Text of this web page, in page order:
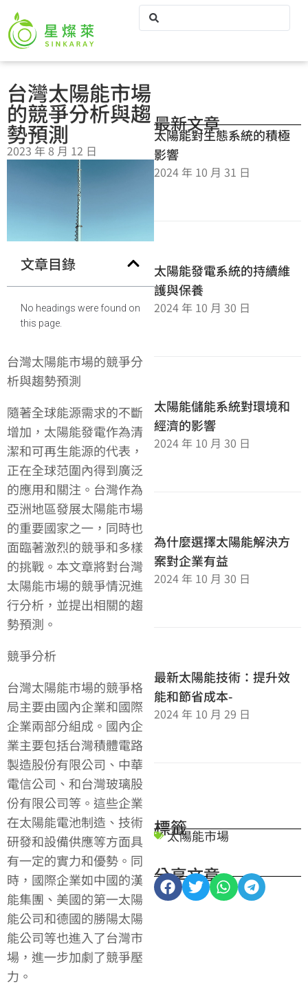
台灣太陽能市場
的競爭分析與趨
勢預測
2023 年 8 月 12 日
文章目錄
No headings were found on
this page.
台灣太陽能市場的競爭分
析與趨勢預測
隨著全球能源需求的不斷
增加，太陽能發電作為清
潔和可再生能源的代表，
正在全球范圍內得到廣泛
的應用和關注。台灣作為
亞洲地區發展太陽能市場
的重要國家之一，同時也
面臨著激烈的競爭和多樣
的挑戰。本文章將對台灣
太陽能市場的競爭情況進
行分析，並提出相關的趨
勢預測。
競爭分析
台灣太陽能市場的競爭格
局主要由國內企業和國際
企業兩部分組成。國內企
業主要包括台灣積體電路
製造股份有限公司、中華
電信公司、和台灣玻璃股
份有限公司等。這些企業
在太陽能電池制造、技術
研發和設備供應等方面具
有一定的實力和優勢。同
時，國際企業如中國的漢
能集團、美國的第一太陽
能公司和德國的勝陽太陽
能公司等也進入了台灣市
場，進一步加劇了競爭壓
力。
最新文章
太陽能對生態系統的積極
影響
2024 年 10 月 31 日
太陽能發電系統的持續維
護與保養
2024 年 10 月 30 日
太陽能儲能系統對環境和
經濟的影響
2024 年 10 月 30 日
為什麼選擇太陽能解決方
案對企業有益
2024 年 10 月 30 日
最新太陽能技術：提升效
能和節省成本-
2024 年 10 月 29 日
標籤
太陽能市場
分享文章